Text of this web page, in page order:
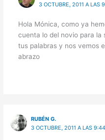
3 OCTUBRE, 2011 A LAS
Hola Mónica, como ya
cuenta lo del novio para la
tus palabras y nos vemos
abrazo
RUBÉN G.
3 OCTUBRE, 2011 A LAS 9:44